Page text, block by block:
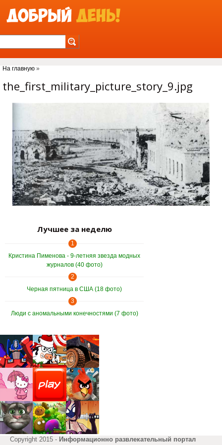
На главную »
the_first_military_picture_story_9.jpg
Лучшее за неделю
1
Кристина Пименова - 9-летняя звезда модных
журналов (40 фото)
2
Черная пятница в США (18 фото)
3
Люди с аномальными конечностями (7 фото)
Copyright 2015 - Информационно развлекательный портал